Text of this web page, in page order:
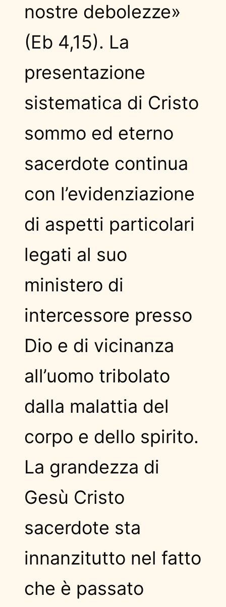
nostre debolezze»
(Eb 4,15). La
presentazione
sistematica di Cristo
sommo ed eterno
sacerdote continua
con l’evidenziazione
di aspetti particolari
legati al suo
ministero di
intercessore presso
Dio e di vicinanza
all’uomo tribolato
dalla malattia del
corpo e dello spirito.
La grandezza di
Gesù Cristo
sacerdote sta
innanzitutto nel fatto
che è passato